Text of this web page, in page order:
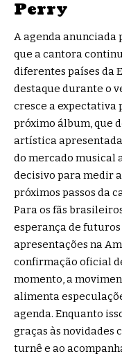
Perry
A agenda anunciada
que a cantora
diferentes países da
destaque durante o
cresce a expectativa
próximo álbum, que
artística
do mercado musical
decisivo para medir
próximos passos da
Para os fãs
esperança de
apresentações na
confirmação oficial
momento, a
alimenta
agenda. Enquanto
graças às novidades
turnê e ao